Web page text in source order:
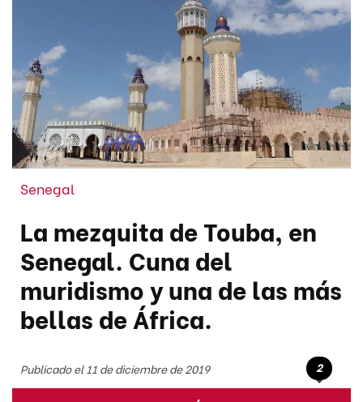
Senegal
La mezquita de Touba, en
Senegal. Cuna del
muridismo y una de las más
bellas de África.
Publicado el 11 de diciembre de 2019 2